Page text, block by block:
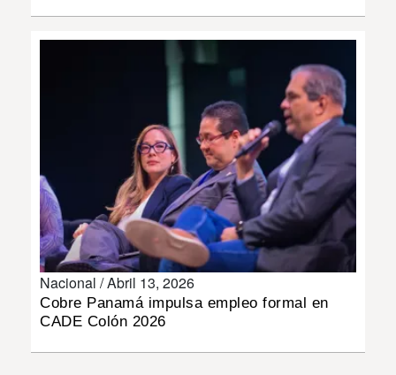
Nacional /Abril 13, 2026
Cobre Panamá impulsa empleo formal en
CADE Colón 2026